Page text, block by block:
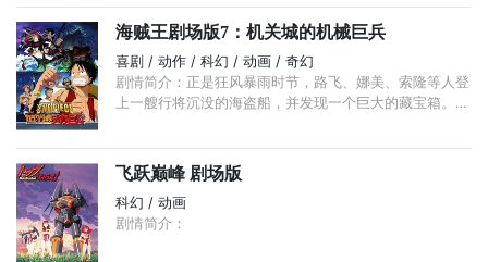
海贼王剧场版7：机关城的机械巨兵
喜剧 / 动作 / 科幻 / 动画 / 奇幻
剧情简介：正是狂风暴雨时节，路飞、娜美、索隆等人登
上一艘行将沉没的海盗船，并发现一个巨大的藏宝箱。众
飞跃巅峰 剧场版
科幻 / 动画
剧情简介：